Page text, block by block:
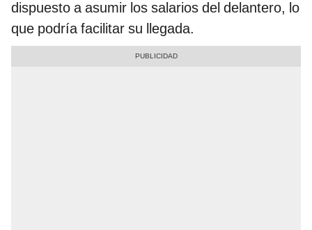
dispuesto a asumir los salarios del delantero, lo
que podría facilitar su llegada.